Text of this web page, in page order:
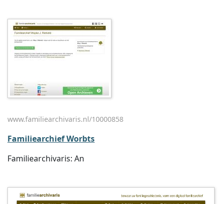
www.familiearchivaris.nl/10000858
Familiearchief Worbts
Familiearchivaris: An